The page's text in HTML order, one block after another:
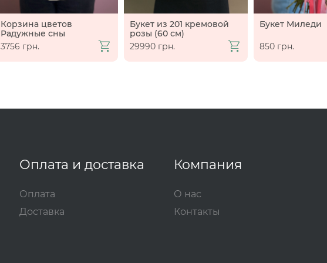
Корзина цветов
Радужные сны
3756 грн.
Букет из 201 кремовой
розы (60 см)
29990 грн.
Букет Миледи
850 грн.
Оплата и доставка
Оплата
Доставка
Компания
О нас
Контакты